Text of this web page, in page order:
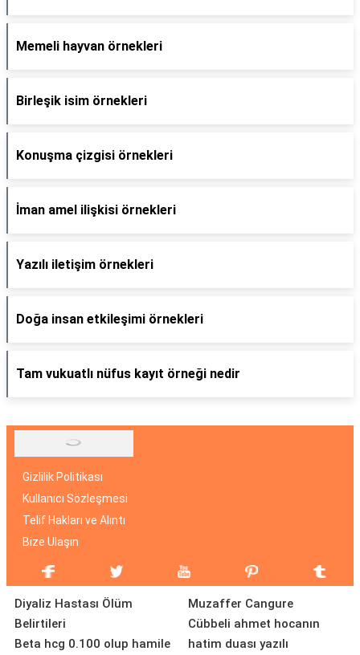
Memeli hayvan örnekleri
Birleşik isim örnekleri
Konuşma çizgisi örnekleri
İman amel ilişkisi örnekleri
Yazılı iletişim örnekleri
Doğa insan etkileşimi örnekleri
Tam vukuatlı nüfus kayıt örneği nedir
Gizlilik Politikası
Kullanıcı Sözleşmesi
Telif Hakları ve Alıntı
Bize Ulaşın
Diyaliz Hastası Ölüm
Belirtileri
Beta hcg 0.100 olup hamile
Muzaffer Cangure
Cübbeli ahmet hocanın
hatim duası yazılı